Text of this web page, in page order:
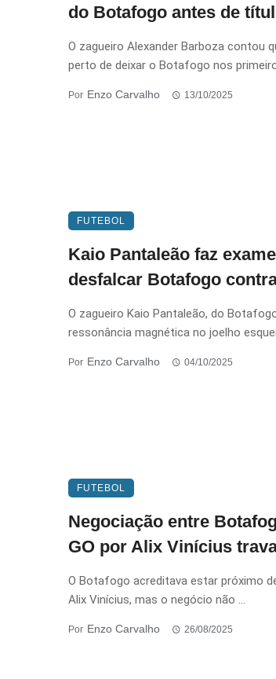
do Botafogo antes de
O zagueiro Alexander Barboza contou
perto de deixar o Botafogo nos
Por Enzo Carvalho 13/10/2025
FUTEBOL
Kaio Pantaleão faz
desfalcar Botafogo
O zagueiro Kaio Pantaleão, do
ressonância magnética no joelho
Por Enzo Carvalho 04/10/2025
FUTEBOL
Negociação entre
GO por Alix Vinícius
O Botafogo acreditava estar próximo
Alix Vinícius, mas o negócio não ...
Por Enzo Carvalho 26/08/2025